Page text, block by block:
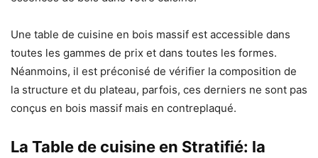
Une table de cuisine en bois massif est accessible dans
toutes les gammes de prix et dans toutes les formes.
Néanmoins, il est préconisé de vérifier la composition de
la structure et du plateau, parfois, ces derniers ne sont pas
conçus en bois massif mais en contreplaqué.
La Table de cuisine en Stratifié: la